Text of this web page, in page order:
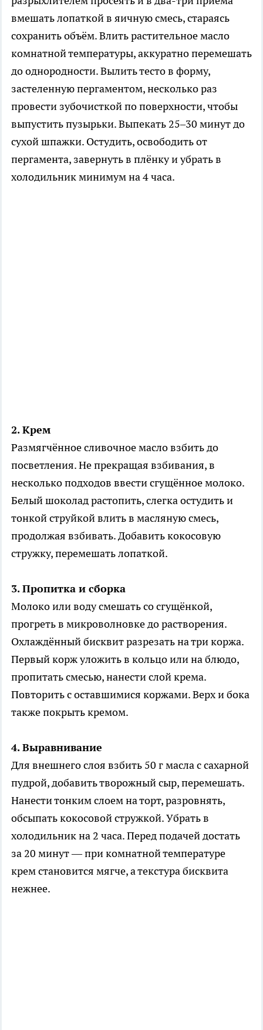
вмешать лопаткой в яичную смесь, стараясь
сохранить объём. Влить растительное масло
комнатной температуры, аккуратно перемешать
до однородности. Вылить тесто в форму,
застеленную пергаментом, несколько раз
провести зубочисткой по поверхности, чтобы
выпустить пузырьки. Выпекать 25–30 минут до
сухой шпажки. Остудить, освободить от
пергамента, завернуть в плёнку и убрать в
холодильник минимум на 4 часа.
2. Крем
Размягчённое сливочное масло взбить до
посветления. Не прекращая взбивания, в
несколько подходов ввести сгущённое молоко.
Белый шоколад растопить, слегка остудить и
тонкой струйкой влить в масляную смесь,
продолжая взбивать. Добавить кокосовую
стружку, перемешать лопаткой.
3. Пропитка и сборка
Молоко или воду смешать со сгущёнкой,
прогреть в микроволновке до растворения.
Охлаждённый бисквит разрезать на три коржа.
Первый корж уложить в кольцо или на блюдо,
пропитать смесью, нанести слой крема.
Повторить с оставшимися коржами. Верх и бока
также покрыть кремом.
4. Выравнивание
Для внешнего слоя взбить 50 г масла с сахарной
пудрой, добавить творожный сыр, перемешать.
Нанести тонким слоем на торт, разровнять,
обсыпать кокосовой стружкой. Убрать в
холодильник на 2 часа. Перед подачей достать
за 20 минут — при комнатной температуре
крем становится мягче, а текстура бисквита
нежнее.